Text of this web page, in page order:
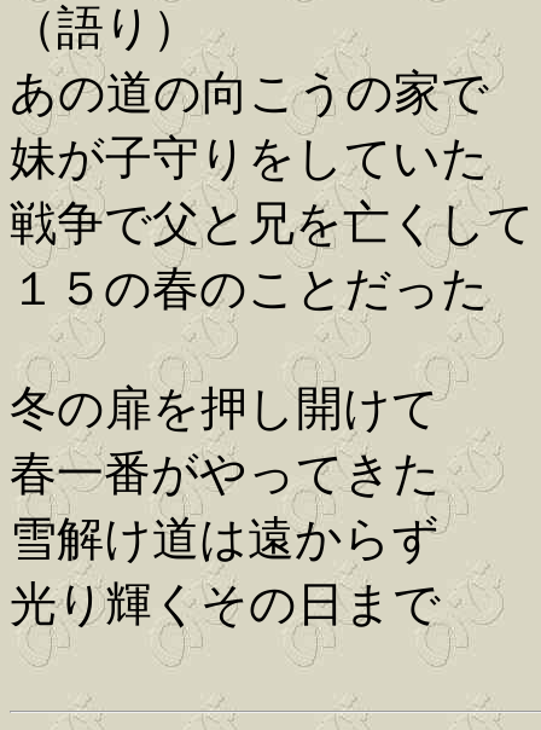
（語り）
あの道の向こうの家で
妹が子守りをしていた
戦争で父と兄を亡くして
１５の春のことだった
冬の扉を押し開けて
春一番がやってきた
雪解け道は遠からず
光り輝くその日まで